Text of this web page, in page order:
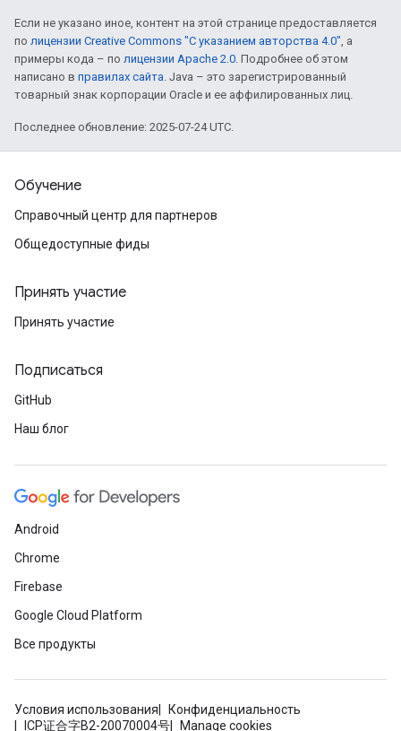
Если не указано иное, контент на этой странице предоставляется
по лицензии Creative Commons "С указанием авторства 4.0", а
примеры кода – по лицензии Apache 2.0. Подробнее об этом
написано в правилах сайта. Java – это зарегистрированный
товарный знак корпорации Oracle и ее аффилированных лиц.
Последнее обновление: 2025-07-24 UTC.
Обучение
Справочный центр для партнеров
Общедоступные фиды
Принять участие
Принять участие
Подписаться
GitHub
Наш блог
Android
Chrome
Firebase
Google Cloud Platform
Все продукты
Условия использования
Конфиденциальность
ICP证合字B2-20070004号
Manage cookies